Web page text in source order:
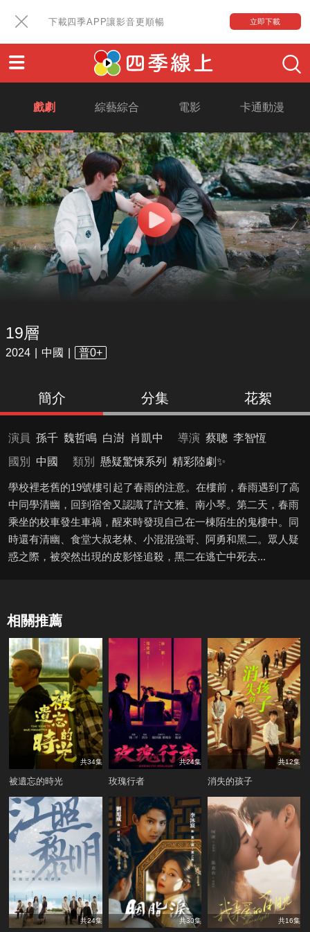
下載四季APP讓影音更順暢 立即下載
戲劇 綜藝綜合 電影 卡通動漫
19層
2024 中國 普0+
簡介 分集 花絮
演員 孫千 魏哲鳴 白澍 肖凱中 導演 蔡聰 李智恆
國別
中國 類別 懸疑驚悚系列 精彩陸劇✨
學校裡老舊的19號樓引起了春雨的注意。在樓前，春雨遇到了高
中同學清幽，回到宿舍又認識了許文雅、南小琴。第二天，春雨
乘坐的校車發生車禍，醒來時發現自己在一棟陌生的鬼樓中。同
時還有清幽、食堂大叔老林、小混混強哥、阿勇和黑二。眾人疑
惑之際，被突然出現的皮影怪追殺，黑二在逃亡中死去...
相關推薦
共34集
被遺忘的時光
共24集
玫瑰行者
共12集
消失的孩子
共24集 共30集 共16集